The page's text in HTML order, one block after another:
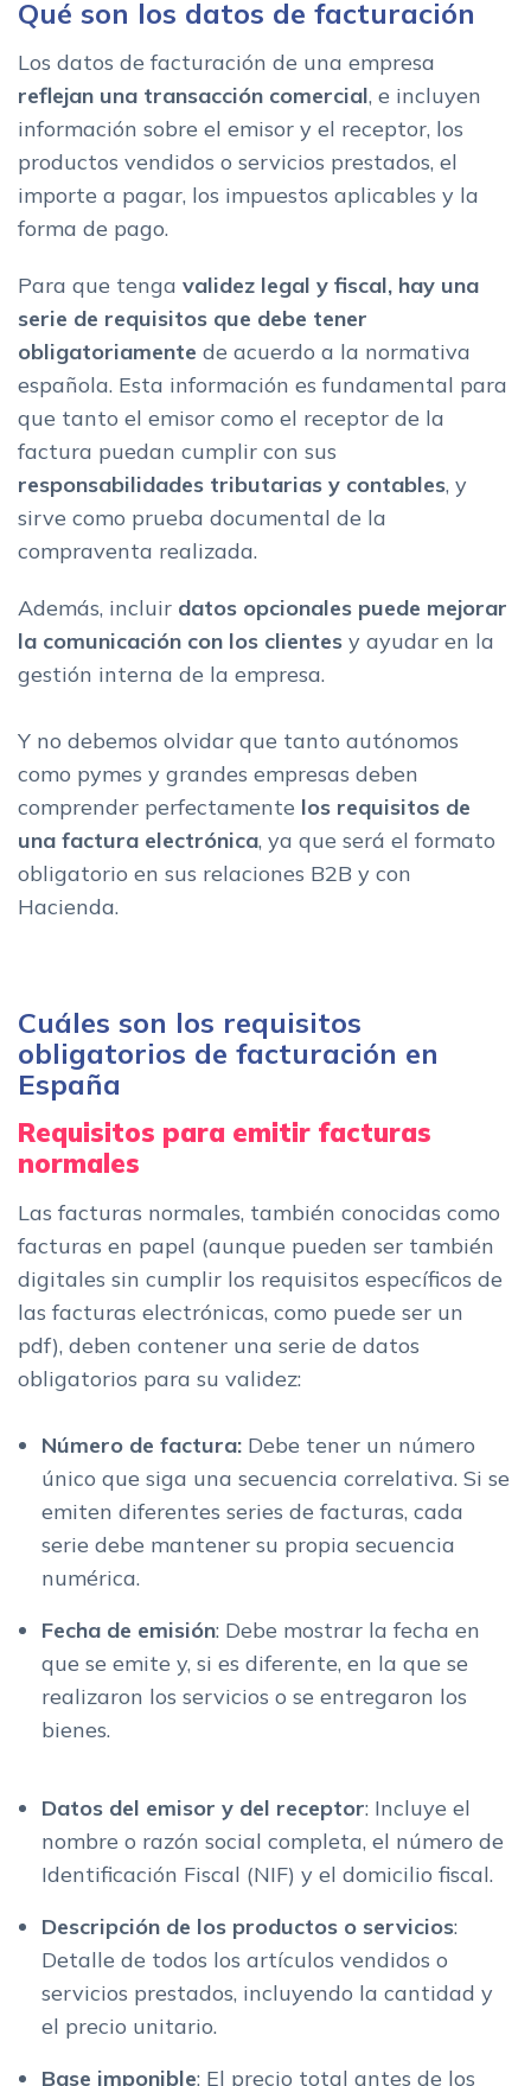
Qué son los datos de facturación
Los datos de facturación de una empresa
reflejan una transacción comercial, e incluyen
información sobre el emisor y el receptor, los
productos vendidos o servicios prestados, el
importe a pagar, los impuestos aplicables y la
forma de pago.
Para que tenga validez legal y fiscal, hay una
serie de requisitos que debe tener
obligatoriamente de acuerdo a la normativa
española. Esta información es fundamental para
que tanto el emisor como el receptor de la
factura puedan cumplir con sus
responsabilidades tributarias y contables, y
sirve como prueba documental de la
compraventa realizada.
Además, incluir datos opcionales puede mejorar
la comunicación con los clientes y ayudar en la
gestión interna de la empresa.
Y no debemos olvidar que tanto autónomos
como pymes y grandes empresas deben
comprender perfectamente los requisitos de
una factura electrónica, ya que será el formato
obligatorio en sus relaciones B2B y con
Hacienda.
Cuáles son los requisitos
obligatorios de facturación en
España
Requisitos para emitir facturas
normales
Las facturas normales, también conocidas como
facturas en papel (aunque pueden ser también
digitales sin cumplir los requisitos específicos de
las facturas electrónicas, como puede ser un
pdf), deben contener una serie de datos
obligatorios para su validez:
Número de factura: Debe tener un número
único que siga una secuencia correlativa. Si se
emiten diferentes series de facturas, cada
serie debe mantener su propia secuencia
numérica.
Fecha de emisión: Debe mostrar la fecha en
que se emite y, si es diferente, en la que se
realizaron los servicios o se entregaron los
bienes.
Datos del emisor y del receptor: Incluye el
nombre o razón social completa, el número de
Identificación Fiscal (NIF) y el domicilio fiscal.
Descripción de los productos o servicios:
Detalle de todos los artículos vendidos o
servicios prestados, incluyendo la cantidad y
el precio unitario.
Base imponible: El precio total antes de los